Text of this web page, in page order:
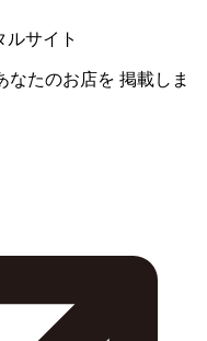
ルサイト
なたのお店を 掲載しま